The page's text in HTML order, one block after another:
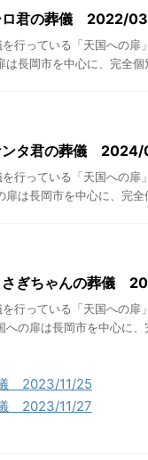
ロ君の葬儀 2022/
行っている「天国への
は長岡市を中心に、完全
ンタ君の葬儀
行っている「天国への
扉は長岡市を中心に、完
さぎちゃんの葬儀
行っている「天国への
への扉は長岡市を中心に
2023/11/25
2023/11/27